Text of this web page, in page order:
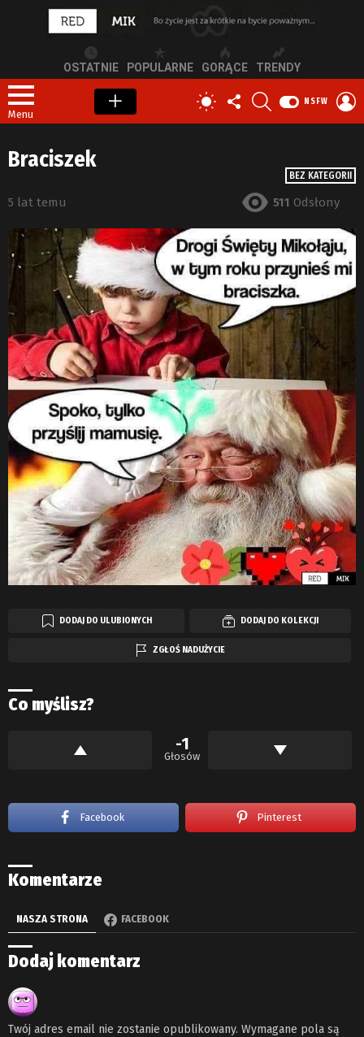
OSTATNIE POPULARNE GORĄCE TRENDY
Menu
PRZEŁĄCZ
SKÓRKĘ
OBSERWUJ
NAS
NSFW
BEZ KATEGORII
Braciszek
5 lat temu 511 Odsłony
DODAJ DO ULUBIONYCH DODAJ DO KOLEKCJI
ZGŁOŚ NADUŻYCIE
Co myślisz?
-1
Głosów
Facebook Pinterest
Komentarze
NASZA STRONA FACEBOOK
Dodaj komentarz
Twój adres email nie zostanie opublikowany. Wymagane pola są